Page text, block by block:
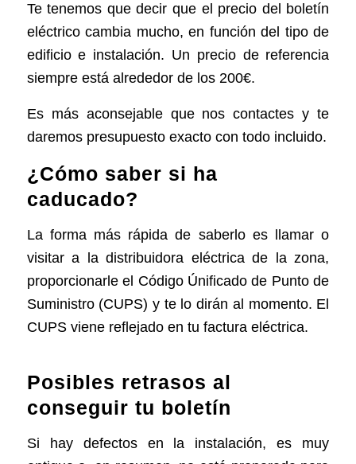
Te tenemos que decir que el precio del boletín
eléctrico cambia mucho, en función del tipo de
edificio e instalación. Un precio de referencia
siempre está alrededor de los 200€.
Es más aconsejable que nos contactes y te
daremos presupuesto exacto con todo incluido.
¿Cómo saber si ha
caducado?
La forma más rápida de saberlo es llamar o
visitar a la distribuidora eléctrica de la zona,
proporcionarle el Código Únificado de Punto de
Suministro (CUPS) y te lo dirán al momento. El
CUPS viene reflejado en tu factura eléctrica.
Posibles retrasos al
conseguir tu boletín
Si hay defectos en la instalación, es muy